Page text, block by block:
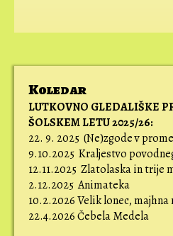
Koledar
LUTKOVNO GLEDALIŠKE
ŠOLSKEM LETU 2025/26:
22. 9. 2025 (Ne)zgode v
9.10.2025 Kraljestvo
12.11.2025 Zlatolaska in trije
2.12.2025 Animateka
10.2.2026 Velik lonec, majhna
22.4.2026 Čebela Medela